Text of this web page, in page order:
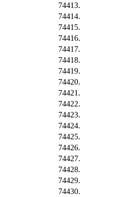
74413.
74414.
74415.
74416.
74417.
74418.
74419.
74420.
74421.
74422.
74423.
74424.
74425.
74426.
74427.
74428.
74429.
74430.